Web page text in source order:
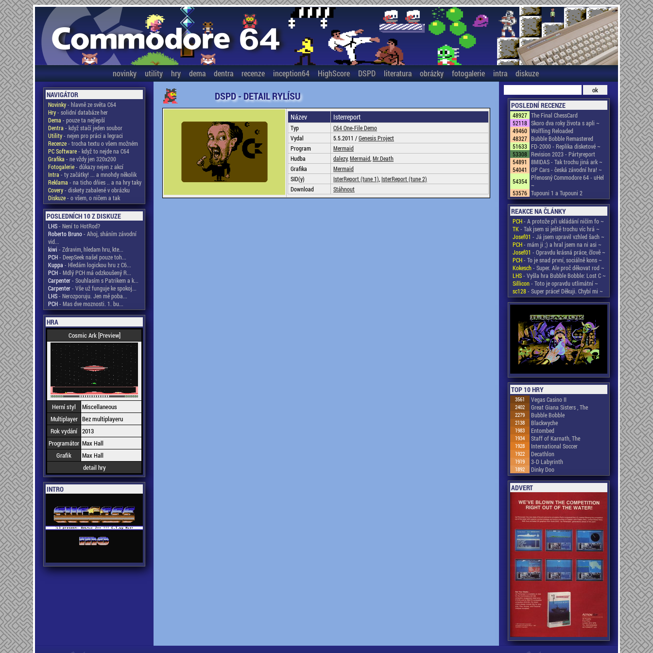
novinky utility hry dema dentra recenze inception64 HighScore DSPD literatura obrázky fotogalerie intra diskuze
NAVIGÁTOR
Novinky- hlavně ze světa C64
Hry- solidní databáze her
Dema - pouze ta nejlepší
Dentra - když stačí jeden soubor
Utility- nejen pro práci a legraci
Recenze- trocha textu o všem možném
PC Software- když to nejde na C64
Grafika - ne vždy jen 320x200
Fotogalerie- důkazy nejen z akcí
Intra - ty začátky! ... a mnohdy několik
Reklama - na ticho dňies .. a na hry taky
Covery- diskety zabalené v obrázku
Diskuze- o všem, o ničem a tak
POSLEDNÍCH 10 Z DISKUZE
LHS- Není to HotRod?
Roberto Bruno- Ahoj, sháním závodní
vid...
kiwi - Zdravim, hledam hru, kte...
PCH- DeepSeek našel pouze toh...
Kuppa - Hledám logickou hru z C6...
PCH- Mdlý PCH má odzkoušený R...
Carpenter- Souhlasím s Patrikem a k...
Carpenter- Vše už funguje ke spokoj...
LHS- Nerozporuju. Jen mě poba...
PCH- Mas dve moznosti. 1. bu...
HRA
Cosmic Ark [Preview]
Herní styl
Miscellaneous
Multiplayer Bez multiplayeru
Rok vydání 2013
Programátor Max Hall
Grafik
Max Hall
detail hry
INTRO
DSPD - DETAIL RYLÍSU
Název Isterreport
Typ
C64 One-File Demo
Vydal
5.5.2011 /Genesis Project
Program
Mermaid
Hudba
dalezy, Mermaid Mr.Death
Grafika
Mermaid
SID(y)
IsterReport (tune 1) IsterReport (tune 2)
Download
Stáhnout
POSLEDNÍ RECENZE
48927 The Final ChessCard
52118 Skoro dva roky života s apli ~
49460 Wolfling Reloaded
48327 Bubble Bobble Remastered
51633 FD-2000 - Replika disketové ~
53308 Revision 2023 - Pártyreport
54891
8MIDAS - Tak trochu jiná ark ~
54041
GP Cars - česká závodní hra! ~
54354 Přenosný Commodore 64 - uHel
~
53576 Tupouni 1 a Tupouni 2
REAKCE NA ČLÁNKY
PCH- A protože při ukládání ničím fo ~
TK- Tak jsem si ještě trochu víc hrá ~
Josef01 - Já jsem upravil vzhled šach ~
PCH- mám ji ;) a hral jsem na ni asi ~
Josef01 - Opravdu krásná práce, člově ~
PCH- To je snad první, sociálně kons ~
Kokesch- Super. Ale proč děkovat rod ~
LHS- Vyšla hra Bubble Bobble: Lost C ~
Sillicon- Toto je opravdu utlimátní ~
sc128- Super práce! Děkuji. Chybí mi ~
TOP 10 HRY
3561 Vegas Casino II
2402 Great Giana Sisters , The
2279 Bubble Bobble
2138 Blackwyche
1983 Entombed
1934 Staff of Karnath, The
1928 International Soccer
1922 Decathlon
1919 3-D Labyrinth
1892 Dinky Doo
ADVERT